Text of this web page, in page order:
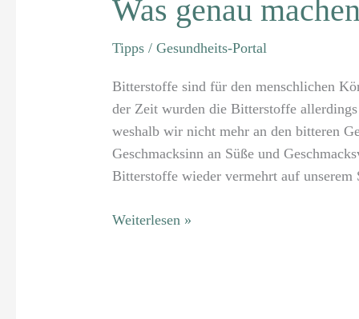
Was genau
Tipps /Gesundheits-Portal
Bitterstoffe sind für den menschlichen
der Zeit wurden die Bitterstoffe
weshalb wir nicht mehr an den bitteren
Geschmacksinn an Süße und
Bitterstoffe wieder vermehrt auf unserem
Weiterlesen »